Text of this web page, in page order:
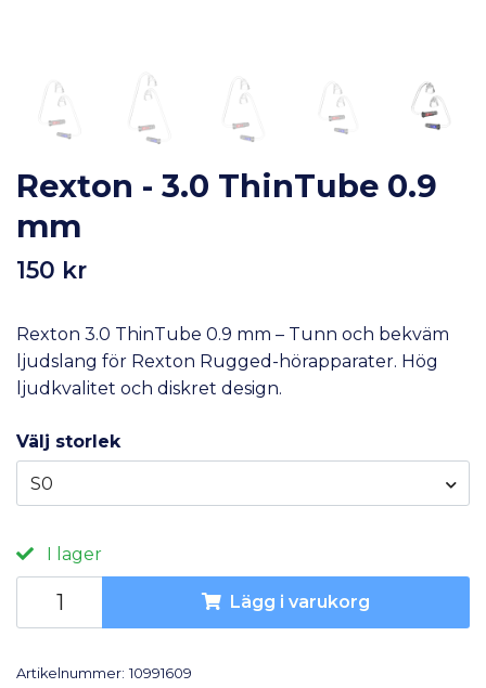
Rexton - 3.0 ThinTube 0.9
mm
150 kr
Rexton 3.0 ThinTube 0.9 mm – Tunn och bekväm
ljudslang för Rexton Rugged-hörapparater. Hög
ljudkvalitet och diskret design.
Välj storlek
S0
I lager
Lägg i varukorg
Artikelnummer: 10991609